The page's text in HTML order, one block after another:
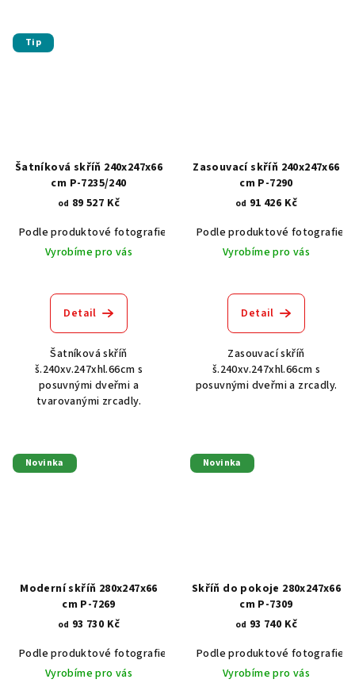
Tip
Šatníková skříň 240x247x66
cm P-7235/240
od 89 527 Kč
Podle produktové fotografie
Akát vintage BT1551
Dub světlý
Vyrobíme pro vás
Detail
Šatníková skříň
š.240xv.247xhl.66cm s
posuvnými dveřmi a
tvarovanými zrcadly.
Zasouvací skříň 240x247x66
cm P-7290
od 91 426 Kč
Podle produktové fotografie
Vyrobíme pro vás
Detail
Zasouvací skříň
š.240xv.247xhl.66cm s
posuvnými dveřmi a zrcadly.
Novinka
Moderní skříň 280x247x66
cm P-7269
od 93 730 Kč
Podle produktové fotografie
Akát vintage BT1551
Dub světlý
Vyrobíme pro vás
Novinka
Skříň do pokoje 280x247x66
cm P-7309
od 93 740 Kč
Podle produktové fotografie
Vyrobíme pro vás